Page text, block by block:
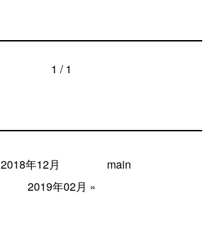
1 / 1
2018年12月
main
2019年02月 »